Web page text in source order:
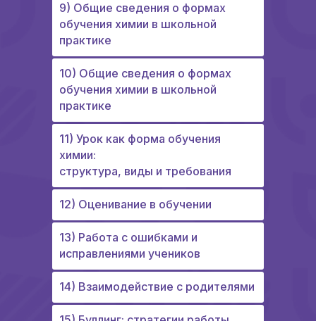
14) Взаимодействие с родителями
13) Работа с ошибками и
исправлениями учеников
12) Оценивание в обучении
11) Урок как форма обучения
химии:
структура, виды и требования
10) Общие сведения о формах
обучения химии в школьной
практике
9) Общие сведения о формах
обучения химии в школьной
практике